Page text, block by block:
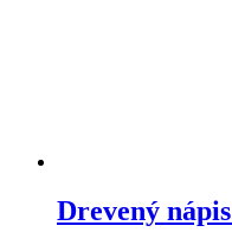
Drevený